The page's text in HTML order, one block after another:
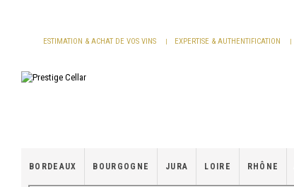
ESTIMATION & ACHAT DE VOS VINS EXPERTISE & AUTHENTIFICATION
BORDEAUX BOURGOGNE JURA LOIRE RHÔNE